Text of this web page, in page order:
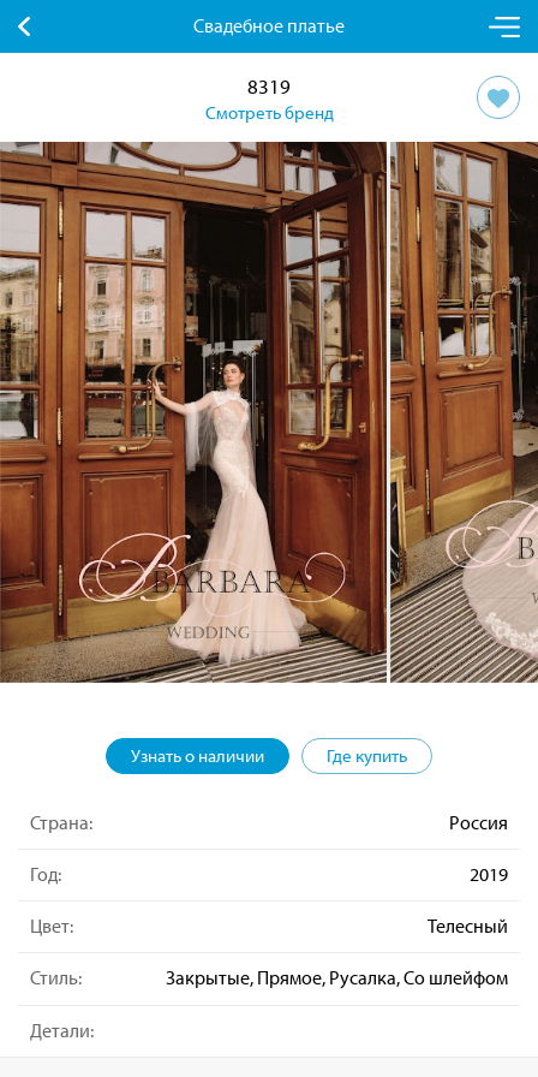
Свадебное платье
8319
Смотреть бренд
Узнать о наличии Где купить
Страна: Россия
Год: 2019
Цвет: Телесный
Стиль: Закрытые, Прямое, Русалка, Со шлейфом
Детали: